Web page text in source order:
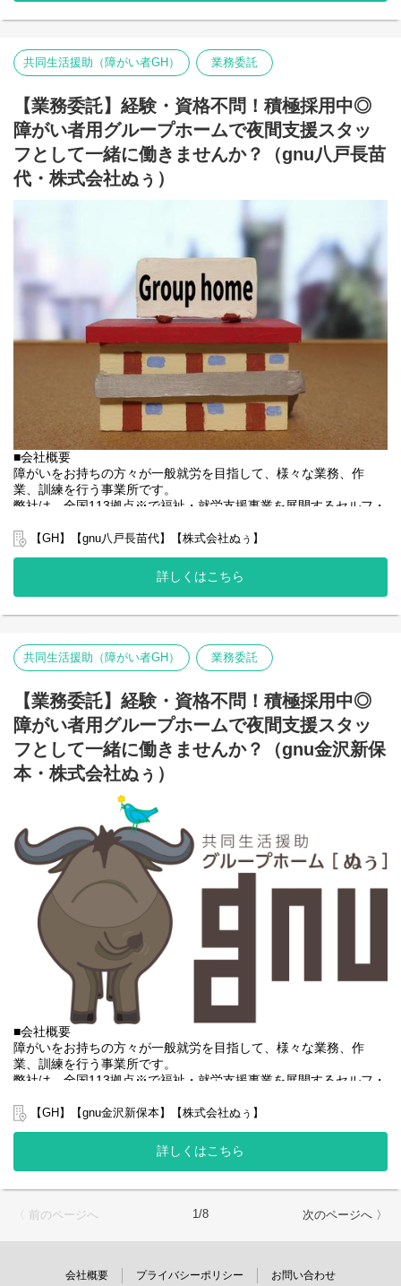
【就労継続支援A型事業所】
般就労を目指すサービス。
【就労継続支援B型事業所】
般就労を目指す、または高い工賃を目指すサービス。
【共同生活援助（障がい者グループホーム）】
⇒将来の自立した生活や就労を見据え、生活する力や困難を解決
する力、 働く力などを身につけるサービス。
■業務内容
利用者さんと様々な話しをしながら目標などを一緒に立てて、自
立までのお手伝いをして頂く、サービス管理責任者を募集してお
・個別支援計画作成に伴う一切の業務
・世話人・生活支援員に伴う一切の業務
・事業所運営に伴う一切の業務
弊社グループのサービス管理責任者の業務内容は他社さんと比べ
て働き安い環境を整え業務負荷を減らす工夫をしております。
・支援費請求は行いません。代理請求を導入していますので利用
記録のチェックのみです。
・個別支援計画、ケース記録を含めた必要な様々な書類は管理シ
ステムを使用しているのでPC１つで管理できる体制となっていま
・行政への変更届等の提出書類のサポートも会社として行ってい
るので資格はもっているが正直できるか自信のない方でも安心し
て働ける環境が整っています。
共同生活援助（障がい者GH） 業務委託
【業務委託】経験・資格不問！積極採用中◎
障がい者用グループホームで夜間支援スタッ
フとして一緒に働きませんか？（gnu八戸長苗
代・株式会社ぬぅ）
■会社概要
障がいをお持ちの方々が一般就労を目指して、様々な業務、作
業、訓練を行う事業所です。
弊社は、全国113拠点※で福祉・就労支援事業を展開するセルフ・
グループ全体で培った豊富なノウハウとネットワークを活かし、
弊社グループでは主に以下のパターンの事業所を全国に展開をさ
せて頂いております。【就労継続支援A型事業所】
⇒障がい者の方々と雇用契約を結んで業務を行って頂きながら一
【就労継続支援B型事業所】
⇒障がい者の方々とは非雇用型で内職などの作業を中心にA型や一
【共同生活援助（障がい者グループホーム）】
⇒将来の自立した生活や就労を見据え、生活する力や困難を解決
する力、 働く力などを身につけるサービス。
■業務内容
利用者さんと様々なお話をしながら、日常生活の困りごとをサポ
ートをしていき、自立した生活が送れるように支援していくのが
お仕事となります。
グループホームでの夜間支援員の業務。
・夜間時の利用者様の状況確認や各施設の見回り
・利用者様の話し相手や相談相手
・支援記録のタブレット入力作業
・その他、付随する業務
基本的に食事、入浴、排泄のような介助・介護の作業はありませ
未経験の方でもご安心ください！
【GH】【gnu八戸長苗代】【株式会社ぬぅ】
詳しくはこちら
共同生活援助（障がい者GH） 業務委託
【業務委託】経験・資格不問！積極採用中◎
障がい者用グループホームで夜間支援スタッ
フとして一緒に働きませんか？（gnu金沢新保
本・株式会社ぬぅ）
■会社概要
障がいをお持ちの方々が一般就労を目指して、様々な業務、作
業、訓練を行う事業所です。
弊社は、全国113拠点※で福祉・就労支援事業を展開するセルフ・
グループ全体で培った豊富なノウハウとネットワークを活かし、
弊社グループでは主に以下のパターンの事業所を全国に展開をさ
⇒障がい者の方々と雇用契約を結んで業務を行って頂きながら一
般就労を目指すサービス。
【就労継続支援B型事業所】
【共同生活援助（障がい者グループホーム）】
【GH】【gnu金沢新保本】【株式会社ぬぅ】
詳しくはこちら
〈 前のページへ 1/8 次のページへ 〉
会社概要 プライバシーポリシー お問い合わせ